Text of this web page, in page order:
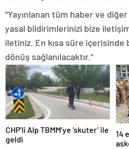
“Yayınlanan tüm haber ve
yasal bildirimlerinizi bize
iletiniz. En kısa süre
dönüş sağlanılacaktır.”
CHP’li Alp TBMM’ye ‘skuter’ ile
geldi
14